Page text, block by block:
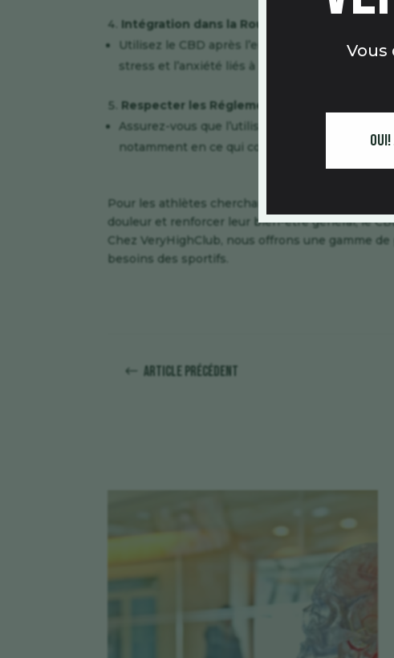
Intégration dans la Routine d’Entraînement :
Utilisez le CBD après l’entraînement pour
stress et l’anxiété liés à la compétition.
Respecter les Réglementations Sportives :
Assurez-vous que l’utilisation du CBD est
notamment en ce qui concerne les
Pour les athlètes cherchant une approche
douleur et renforcer leur bien-être général, le
Chez VeryHighClub , nous offrons une gamme
besoins des sportifs.
# Article précédent
Vous